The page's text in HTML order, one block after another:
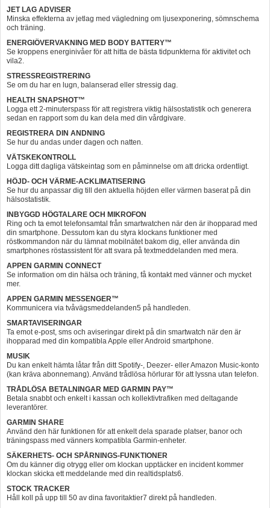
JET LAG ADVISER
Minska effekterna av jetlag med vägledning om ljusexponering, sömnschema
och träning.
ENERGIÖVERVAKNING MED BODY BATTERY™
Se kroppens energinivåer för att hitta de bästa tidpunkterna för aktivitet och
vila2.
STRESSREGISTRERING
Se om du har en lugn, balanserad eller stressig dag.
HEALTH SNAPSHOT™
Logga ett 2-minuterspass för att registrera viktig hälsostatistik och generera
sedan en rapport som du kan dela med din vårdgivare.
REGISTRERA DIN ANDNING
Se hur du andas under dagen och natten.
VÄTSKEKONTROLL
Logga ditt dagliga vätskeintag som en påminnelse om att dricka ordentligt.
HÖJD- OCH VÄRME-ACKLIMATISERING
Se hur du anpassar dig till den aktuella höjden eller värmen baserat på din
hälsostatistik.
INBYGGD HÖGTALARE OCH MIKROFON
Ring och ta emot telefonsamtal från smartwatchen när den är ihopparad med
din smartphone. Dessutom kan du styra klockans funktioner med
röstkommandon när du lämnat mobilnätet bakom dig, eller använda din
smartphones röstassistent för att svara på textmeddelanden med mera.
APPEN GARMIN CONNECT
Se information om din hälsa och träning, få kontakt med vänner och mycket
mer.
APPEN GARMIN MESSENGER™
Kommunicera via tvåvägsmeddelanden5 på handleden.
SMARTAVISERINGAR
Ta emot e-post, sms och aviseringar direkt på din smartwatch när den är
ihopparad med din kompatibla Apple eller Android smartphone.
MUSIK
Du kan enkelt hämta låtar från ditt Spotify-, Deezer- eller Amazon Music-konto
(kan kräva abonnemang). Använd trådlösa hörlurar för att lyssna utan telefon.
TRÅDLÖSA BETALNINGAR MED GARMIN PAY™
Betala snabbt och enkelt i kassan och kollektivtrafiken med deltagande
leverantörer.
GARMIN SHARE
Använd den här funktionen för att enkelt dela sparade platser, banor och
träningspass med vänners kompatibla Garmin-enheter.
SÄKERHETS- OCH SPÅRNINGS-FUNKTIONER
Om du känner dig otrygg eller om klockan upptäcker en incident kommer
klockan skicka ett meddelande med din realtidsplats6.
STOCK TRACKER
Håll koll på upp till 50 av dina favoritaktier7 direkt på handleden.